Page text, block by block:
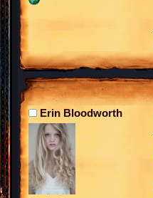
Erin Bloodworth